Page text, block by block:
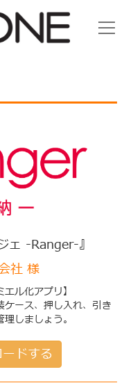
ェ -Ranger-』
社 様
ル化アプリ】
ース、押し入れ、引き
しましょう。
ドする